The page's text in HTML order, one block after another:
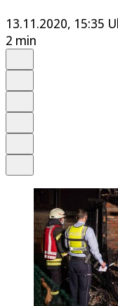
13.11.2020, 15:35
2 min